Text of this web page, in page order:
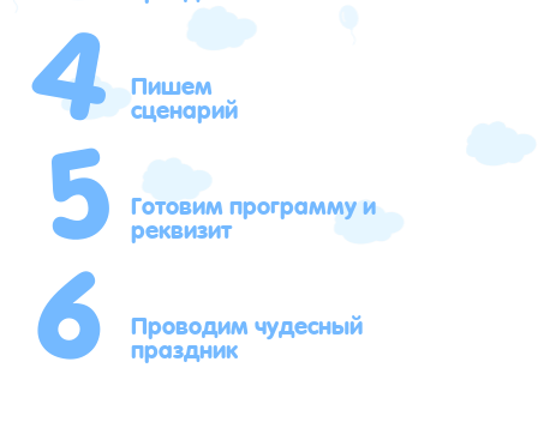
4Пишем
сценарий
5Готовим программу и
реквизит
6Проводим чудесный
праздник